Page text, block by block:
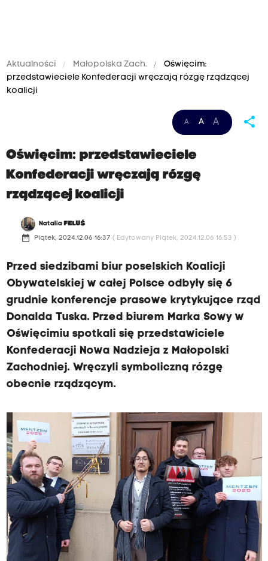
Aktualności Małopolska Zach.
Oświęcim:
przedstawieciele Konfederacji wręczają rózgę rządzącej
koalicji
A A A share
Oświęcim: przedstawieciele
Konfederacji wręczają rózgę
rządzącej koalicji
Natalia FELUŚ
date_range Piątek, 2024.12.06 16:37 ( Edytowany Piątek, 2024.12.06 16:53 )
Przed siedzibami biur poselskich Koalicji
Obywatelskiej w całej Polsce odbyły się 6
grudnie konferencje prasowe krytykujące rząd
Donalda Tuska. Przed biurem Marka Sowy w
Oświęcimiu spotkali się przedstawiciele
Konfederacji Nowa Nadzieja z Małopolski
Zachodniej. Wręczyli symboliczną rózgę
obecnie rządzącym.